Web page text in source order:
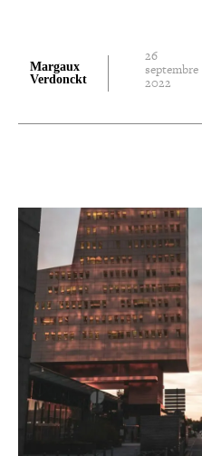
Margaux
Verdonckt
26
septembre
2022